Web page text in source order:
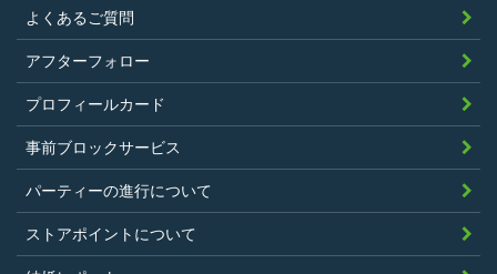
暴力団等の反社会的勢力の関係者でな
く、また、法令違反あるいは公序良俗違
反行為等反社会的活動を行ったことがな
いこと
当社の独自の裁量によりLinkStoreの運営
上問題があると判断されたことがないこ
と
過去に会員登録を抹消されたり、利用停
止処分を受けたことがないこと
よくあるご質問
アフターフォロー
プロフィールカード
事前ブロックサービス
パーティーの進行について
ストアポイントについて